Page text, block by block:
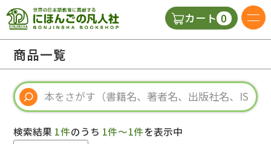
カート 0
視聴覚・補助教材
商品一覧
検索結果 1件のうち 1件～1件を表示中